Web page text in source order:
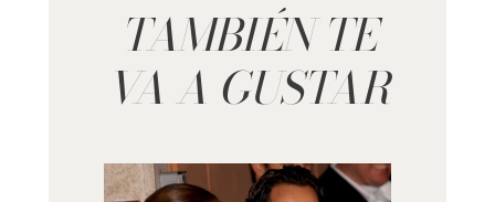
TAMBIÉN TE
VA A GUSTAR